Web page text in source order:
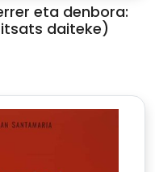
eta denbora:
daiteke)